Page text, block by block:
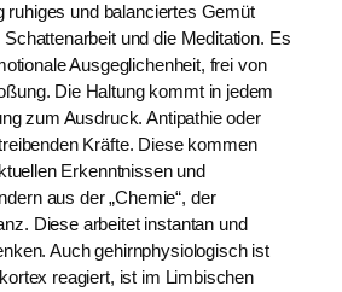
ruhiges und balanciertes Gemüt
und die Meditation. Es
Ausgeglichenheit, frei von
Die Haltung kommt in jedem
zum Ausdruck. Antipathie oder
Kräfte. Diese kommen
Erkenntnissen und
aus der „Chemie“, der
Diese arbeitet instantan und
Auch gehirnphysiologisch ist
reagiert, ist im Limbischen